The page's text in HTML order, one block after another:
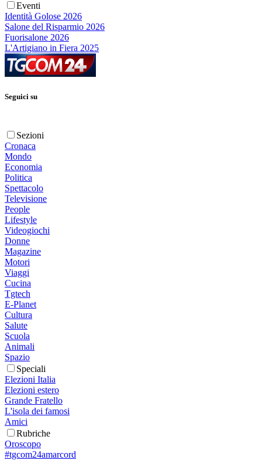
Eventi
Identità Golose 2026
Salone del Risparmio 2026
Fuorisalone 2026
L'Artigiano in Fiera 2025
Seguici su
Sezioni
Cronaca
Mondo
Economia
Politica
Spettacolo
Televisione
People
Lifestyle
Videogiochi
Donne
Magazine
Motori
Viaggi
Cucina
Tgtech
E-Planet
Cultura
Salute
Scuola
Animali
Spazio
Speciali
Elezioni Italia
Elezioni estero
Grande Fratello
L'isola dei famosi
Amici
Rubriche
Oroscopo
#tgcom24amarcord